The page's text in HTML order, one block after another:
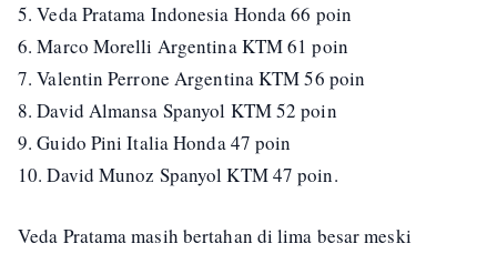
5. Veda Pratama Indonesia Honda 66 poin
6. Marco Morelli Argentina KTM 61 poin
7. Valentin Perrone Argentina KTM 56 poin
8. David Almansa Spanyol KTM 52 poin
9. Guido Pini Italia Honda 47 poin
10. David Munoz Spanyol KTM 47 poin.
Veda Pratama masih bertahan di lima besar meski